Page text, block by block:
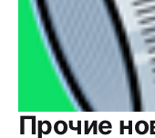
Прочие